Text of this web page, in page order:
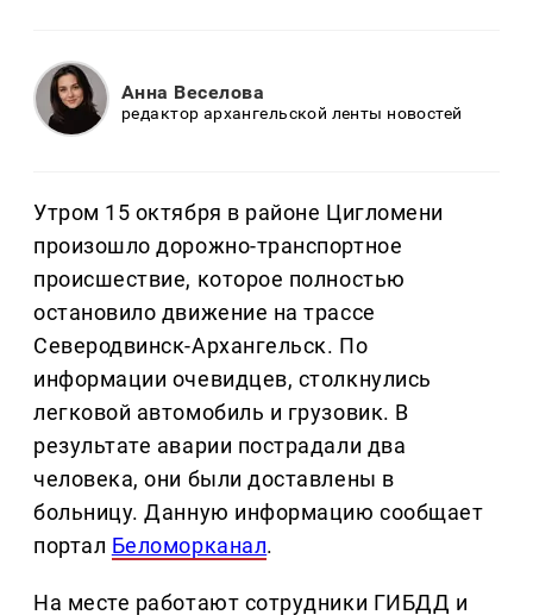
Анна Веселова
редактор архангельской ленты новостей
Утром 15 октября в районе Цигломени
произошло дорожно-транспортное
происшествие, которое полностью
остановило движение на трассе
Северодвинск-Архангельск. По
информации очевидцев, столкнулись
легковой автомобиль и грузовик. В
результате аварии пострадали два
человека, они были доставлены в
больницу. Данную информацию сообщает
портал Беломорканал.
На месте работают сотрудники ГИБДД и